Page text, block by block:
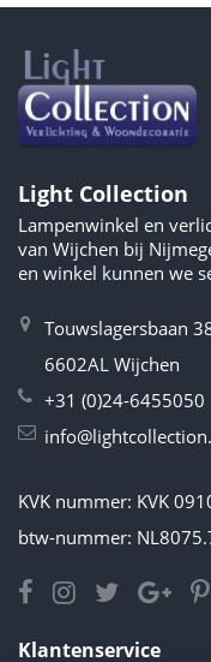
Light Collection
Lampenwinkel en
van Wijchen bij
en winkel kunnen we
Touwslagersbaan
6602AL Wijchen
+31 (0)24-6455050
KVK nummer: KVK
btw-nummer:
Klantenservice